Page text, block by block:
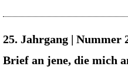
25. Jahrgang | Nummer
Brief an jene, die mich